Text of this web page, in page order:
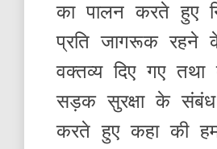
का पालन करते हुए
प्रति जागरूक
वक्तव्य दिए गए तथा
सड़क सुरक्षा के संबंध
करते हुए कहा की